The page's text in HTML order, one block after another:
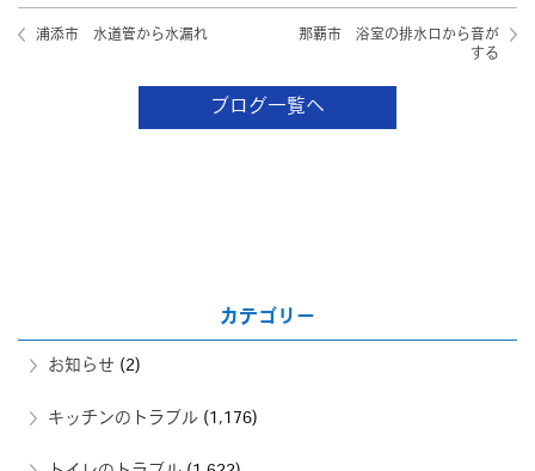
浦添市 水道管から水漏れ
那覇市 浴室の排水口から音が
する
ブログ一覧へ
カテゴリー
お知らせ (2)
キッチンのトラブル (1,176)